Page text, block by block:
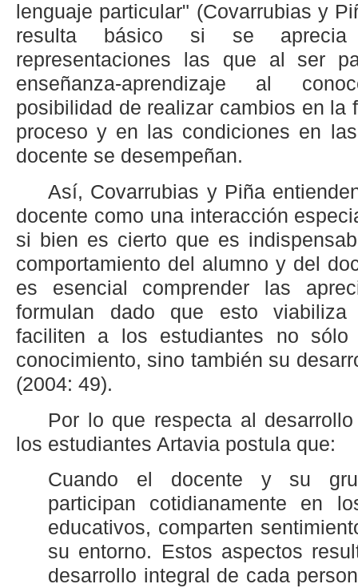
lenguaje particular" (Covarrubias y
resulta básico si se
representaciones las que al ser
enseñanza-aprendizaje al
posibilidad de realizar cambios en la
proceso y en las condiciones en
docente se desempeñan.
Así, Covarrubias y Piña
docente como una interacción
si bien es cierto que es
comportamiento del alumno y del
es esencial comprender las
formulan dado que esto
faciliten a los estudiantes no sólo
conocimiento, sino también su
(2004: 49).
Por lo que respecta al
los estudiantes Artavia postula que:
Cuando el docente y su
participan cotidianamente en
educativos, comparten
su entorno. Estos aspectos
desarrollo integral de cada